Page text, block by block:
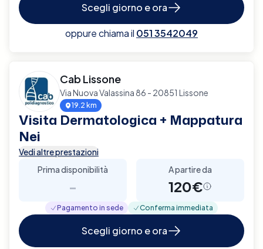
Scegli giorno e ora
oppure chiama il 051 3542049
Cab Lissone
Via Nuova Valassina 86 - 20851 Lissone
19.2 km
Visita Dermatologica + Mappatura
Nei
Vedi altre prestazioni
Prima disponibilità
-
A partire da
120€
Pagamento in sede Conferma immediata
Scegli giorno e ora